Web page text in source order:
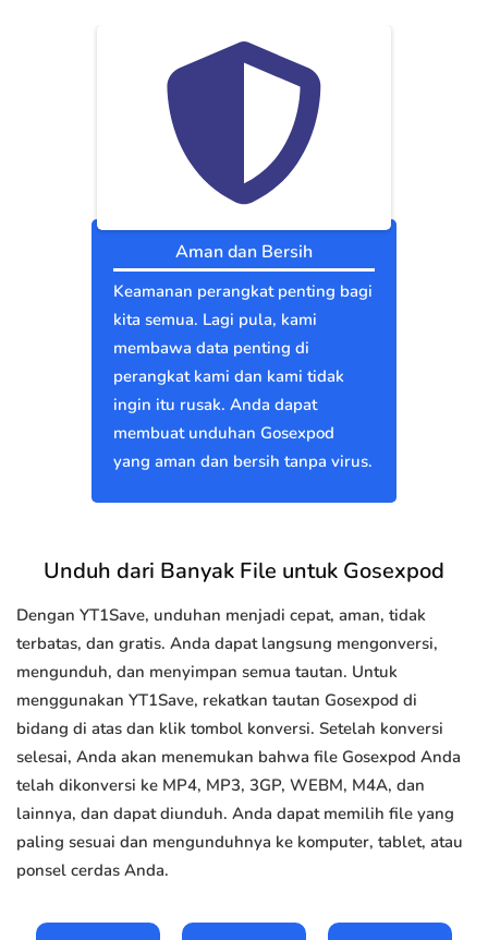
Aman dan Bersih
Keamanan perangkat penting bagi
kita semua. Lagi pula, kami
membawa data penting di
perangkat kami dan kami tidak
ingin itu rusak. Anda dapat
membuat unduhan Gosexpod
yang aman dan bersih tanpa virus.
Unduh dari Banyak File untuk Gosexpod
Dengan YT1Save, unduhan menjadi cepat, aman, tidak
terbatas, dan gratis. Anda dapat langsung mengonversi,
mengunduh, dan menyimpan semua tautan. Untuk
menggunakan YT1Save, rekatkan tautan Gosexpod di
bidang di atas dan klik tombol konversi. Setelah konversi
selesai, Anda akan menemukan bahwa file Gosexpod Anda
telah dikonversi ke MP4, MP3, 3GP, WEBM, M4A, dan
lainnya, dan dapat diunduh. Anda dapat memilih file yang
paling sesuai dan mengunduhnya ke komputer, tablet, atau
ponsel cerdas Anda.